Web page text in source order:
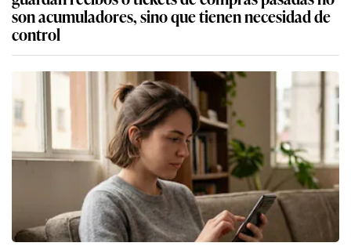
son acumuladores, sino que tienen necesidad de
control